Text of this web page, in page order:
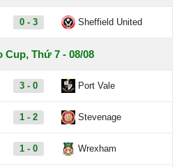
0 - 3 Sheffield United
Cup, Thứ 7 - 08/08
3 - 0 Port Vale
1 - 2 Stevenage
1 - 0 Wrexham